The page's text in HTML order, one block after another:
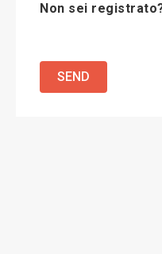
Non sei